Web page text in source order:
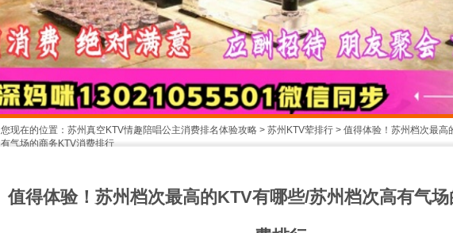
您现在的位置： 苏州真空KTV情趣陪唱公主消费排名体验攻略 > 苏州KTV荤排行 > 值得体验！苏州档次最高
有气场的商务KTV消费排行
值得体验！苏州档次最高的KTV有哪些/苏州档次高有气